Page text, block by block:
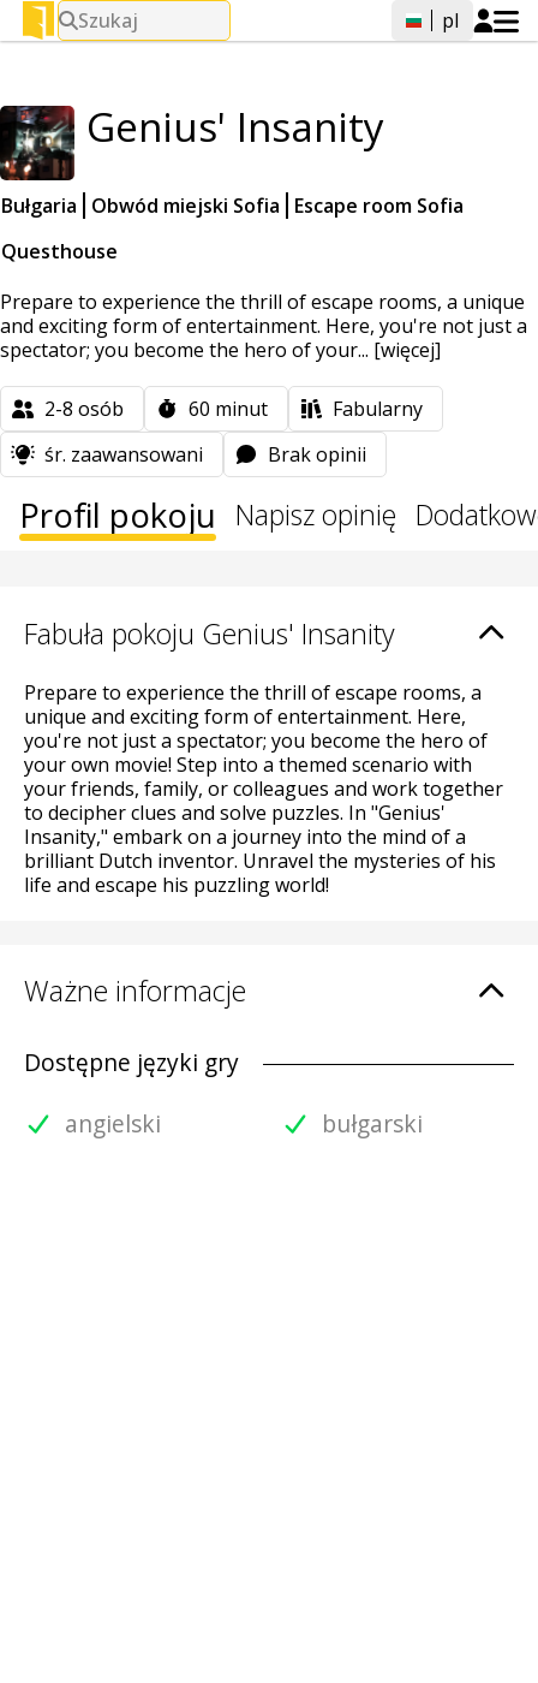
Szukaj pl
Genius' Insanity
Bułgaria Obwód miejski Sofia
Escape room Sofia
Questhouse
Prepare to experience the thrill of escape rooms, a unique
and exciting form of entertainment. Here, you're not just a
spectator; you become the hero of your... [więcej]
2-8 osób 60 minut
Fabularny
śr. zaawansowani
Brak opinii
Profil pokoju Napisz opinię
Fabuła pokoju Genius' Insanity
Prepare to experience the thrill of escape rooms, a
unique and exciting form of entertainment. Here,
you're not just a spectator; you become the hero of
your own movie! Step into a themed scenario with
your friends, family, or colleagues and work together
to decipher clues and solve puzzles. In "Genius'
Insanity," embark on a journey into the mind of a
brilliant Dutch inventor. Unravel the mysteries of his
life and escape his puzzling world!
Ważne informacje
Dostępne języki gry
angielski
bułgarski